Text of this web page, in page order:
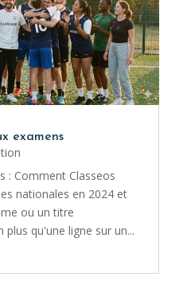
examens
: Comment Classeos
nationales en 2024 et
ou un titre
qu'une ligne sur un...